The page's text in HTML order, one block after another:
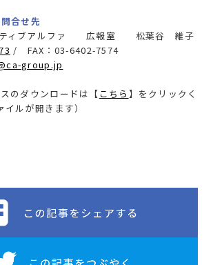
合せ先
ティブアルファ 広報室 松葉谷 維子
/ FAX：03-6402-7574
group.jp
のダウンロードは【 こちら 】をクリックく
ルが開きます）